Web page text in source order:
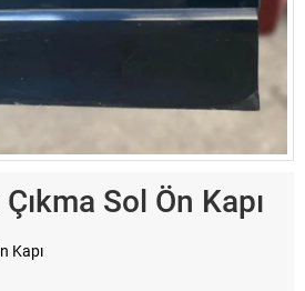
Sol Ön Kapı
Kapı